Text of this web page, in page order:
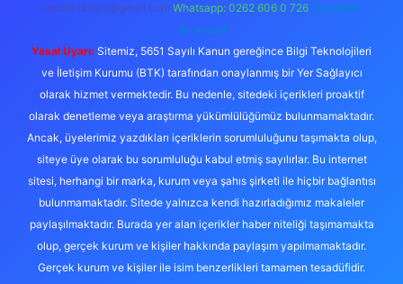
forumhizmeti@gmail.com Whatsapp: 0262 606 0 726 Telegram:
@karabul
Yasal Uyarı: Sitemiz, 5651 Sayılı Kanun gereğince Bilgi Teknolojileri
ve İletişim Kurumu (BTK) tarafından onaylanmış bir Yer Sağlayıcı
olarak hizmet vermektedir. Bu nedenle, sitedeki içerikleri proaktif
olarak denetleme veya araştırma yükümlülüğümüz bulunmamaktadır.
Ancak, üyelerimiz yazdıkları içeriklerin sorumluluğunu taşımakta olup,
siteye üye olarak bu sorumluluğu kabul etmiş sayılırlar. Bu internet
sitesi, herhangi bir marka, kurum veya şahıs şirketi ile hiçbir bağlantısı
bulunmamaktadır. Sitede yalnızca kendi hazırladığımız makaleler
paylaşılmaktadır. Burada yer alan içerikler haber niteliği taşımamakta
olup, gerçek kurum ve kişiler hakkında paylaşım yapılmamaktadır.
Gerçek kurum ve kişiler ile isim benzerlikleri tamamen tesadüfidir.